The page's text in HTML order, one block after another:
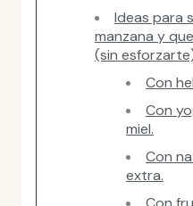
Ideas para
manzana y
(sin
Con
Con
miel.
Con
extra.